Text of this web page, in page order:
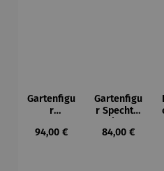
Gartenfigu
r
t Vogel -
Regulärer Preis:
94,00 €
Gartenfigu
r Specht -
Bhire
Regulärer
84,00 €